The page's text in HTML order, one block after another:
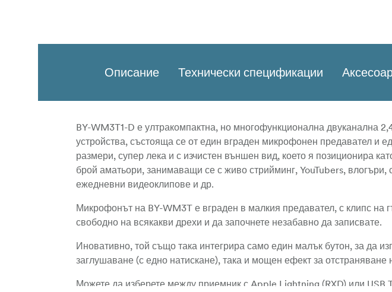
Описание Технически спецификации
BY-WM3T1-D е ултракомпактна, но многофункционална двуканална
устройства, състояща се от един вграден микрофонен предавател и
размери, супер лека и с изчистен външен вид, което я позиционира
брой аматьори, занимаващи се с живо стрийминг, YouTubers,
ежедневни видеоклипове и др.
Микрофонът на BY-WM3T е вграден в малкия предавател, с клипс на
свободно на всякакви дрехи и да започнете незабавно да записвате.
Иновативно, той също така интегрира само един малък бутон, за да
заглушаване (с едно натискане), така и мощен ефект за
Можете да изберете между приемник с Apple Lightning (RXD) или USB